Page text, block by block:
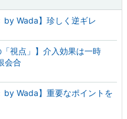
by Wada】珍しく逆ギレ
「視点」】介入効果は一時
会合
by Wada】重要なポイントを